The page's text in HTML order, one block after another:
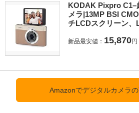
KODAK Pixpro C1–
メラ|13MP BSI
チLCDスクリーン、
新品最安値： 15,870円
Amazonでデジタルカメラ